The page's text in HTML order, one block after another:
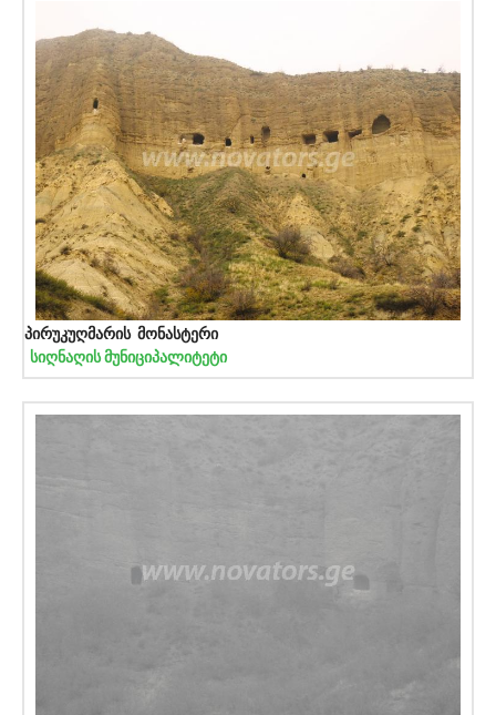
პირუკუღმარის მონასტერი
სიღნაღის მუნიციპალიტეტი